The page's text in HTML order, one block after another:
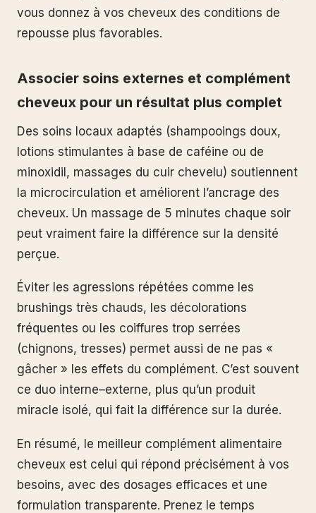
vous donnez à vos cheveux des conditions de
repousse plus favorables.
Associer soins externes et complément
cheveux pour un résultat plus complet
Des soins locaux adaptés (shampooings doux,
lotions stimulantes à base de caféine ou de
minoxidil, massages du cuir chevelu) soutiennent
la microcirculation et améliorent l’ancrage des
cheveux. Un massage de 5 minutes chaque soir
peut vraiment faire la différence sur la densité
perçue.
Éviter les agressions répétées comme les
brushings très chauds, les décolorations
fréquentes ou les coiffures trop serrées
(chignons, tresses) permet aussi de ne pas «
gâcher » les effets du complément. C’est souvent
ce duo interne–externe, plus qu’un produit
miracle isolé, qui fait la différence sur la durée.
En résumé, le meilleur complément alimentaire
cheveux est celui qui répond précisément à vos
besoins, avec des dosages efficaces et une
formulation transparente. Prenez le temps